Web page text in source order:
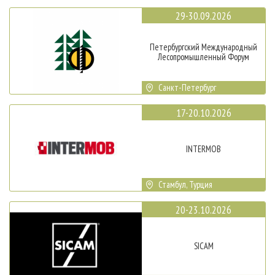
29-30.09.2026
Петербургский Международный
Лесопромышленный Форум
Санкт-Петербург
17-20.10.2026
INTERMOB
Стамбул, Турция
20-23.10.2026
SICAM